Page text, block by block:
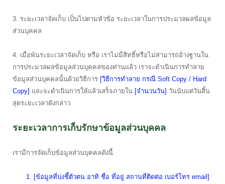
3. ระยะเวลาจัดเก็บ เป็นไปตามหัวข้อ ระยะเวลาในการประมวลผลข้อมูล
ส่วนบุคคล
4. เมื่อพ้นระยะเวลาจัดเก็บ หรือ เราไม่มีสิทธิ์หรือไม่สามารถอ้างฐานใน
การประมวลผลข้อมูลส่วนบุคคลของท่านแล้ว เราจะดำเนินการทำลาย
ข้อมูลส่วนบุคคลนั้นด้วยวิธีการ [วิธีการทำลาย กรณี Soft Copy / Hard
Copy] และจะดำเนินการให้แล้วเสร็จภายใน [จำนวนวัน] วันนับแต่วันสิ้น
สุดระยะเวลาดังกล่าว
ระยะเวลาการเก็บรักษาข้อมูลส่วนบุคคล
เรามีการจัดเก็บข้อมูลส่วนบุคคลดังนี้
[ข้อมูลที่บ่งชี้ตัวตน อาทิ ชื่อ ที่อยู่ สถานที่ติดต่อ เบอร์โทร email]